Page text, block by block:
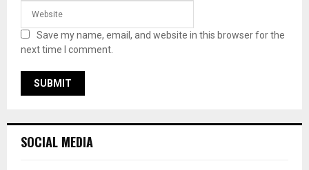
Save my name, email, and website in this browser for the
next time I comment.
SOCIAL MEDIA